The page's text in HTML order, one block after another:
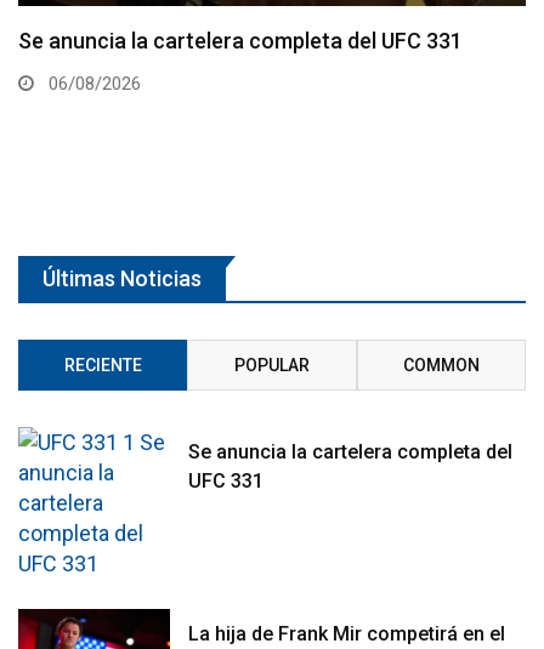
La hija de Frank Mir competirá en el Dana White’s
Contender Series
Últimas Noticias
RECIENTE POPULAR COMMON
Se anuncia la cartelera completa del
UFC 331
La hija de Frank Mir competirá en el